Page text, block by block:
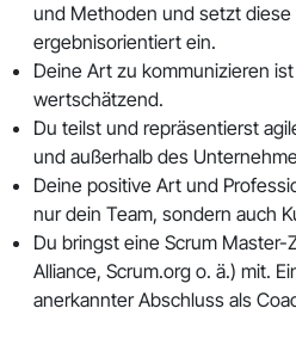
und Methoden und setzt
ergebnisorientiert ein.
Deine Art zu kommunizieren
wertschätzend.
Du teilst und repräsentierst
und außerhalb des
Deine positive Art und
nur dein Team, sondern auch
Du bringst eine Scrum Master-
Alliance, Scrum.org o. ä.) mit.
anerkannter Abschluss als